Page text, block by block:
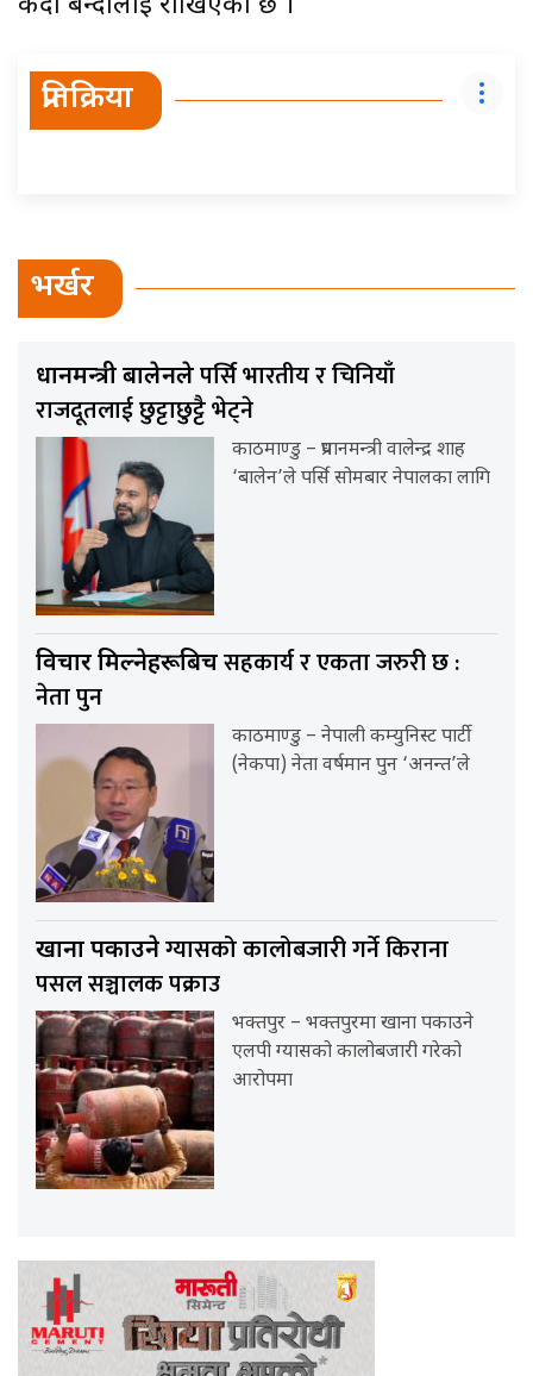
प्रतिक्रिया
भर्खर
प्रधानमन्त्री बालेनलेपर्सि भारतीय र चिनियाँ
राजदूतलाई छुट्टाछुट्टै भेट्ने
काठमाण्डु – प्रधानमन्त्री वालेन्द्र शाह
‘बालेन’ले पर्सि सोमबार नेपालका लागि
विचार मिल्नेहरूबिचसहकार्य र एकता जरुरी छ :
नेता पुन
काठमाण्डु – नेपाली कम्युनिस्ट पार्टी
(नेकपा) नेता वर्षमान पुन ‘अनन्त’ले
खाना पकाउनेग्यासको कालोबजारी गर्ने किराना
पसल सञ्चालक पक्राउ
भक्तपुर – भक्तपुरमा खाना पकाउने
एलपी ग्यासको कालोबजारी गरेको
आरोपमा